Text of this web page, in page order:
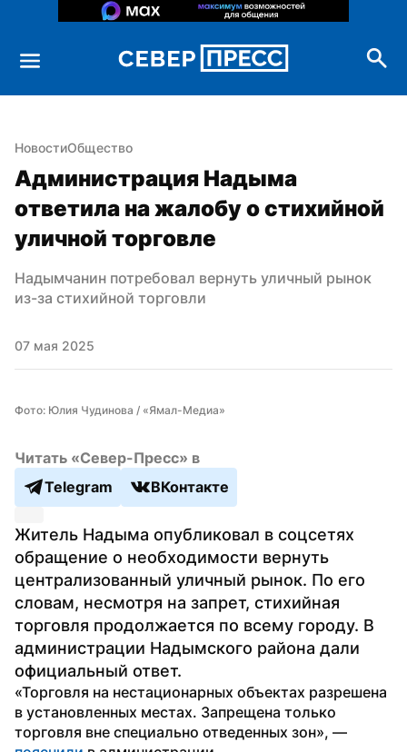
НовостиОбщество
Администрация Надыма
ответила на жалобу о стихийной
уличной торговле
Надымчанин потребовал вернуть уличный рынок
из-за стихийной торговли
07 мая 2025
Фото: Юлия Чудинова / «Ямал-Медиа»
Читать «Север-Пресс» в
Telegram
ВКонтакте
Житель Надыма опубликовал в соцсетях
обращение о необходимости вернуть
централизованный уличный рынок. По его
словам, несмотря на запрет, стихийная
торговля продолжается по всему городу. В
администрации Надымского района дали
официальный ответ.
«Торговля на нестационарных объектах разрешена
в установленных местах. Запрещена только